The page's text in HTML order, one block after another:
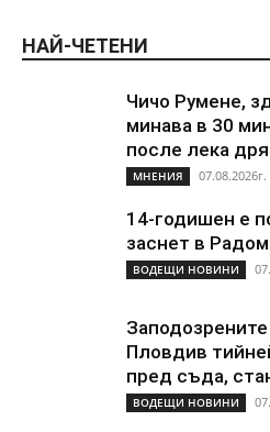
НАЙ-ЧЕТЕНИ
Чичо Румене,
минава в 30
после лека
МНЕНИЯ
14-годишен е
заснет в
ВОДЕЩИ НОВИНИ
Пловдив
пред съда,
ВОДЕЩИ НОВИНИ